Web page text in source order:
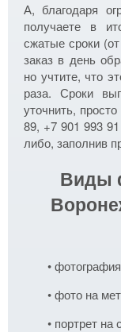
А, благодаря
получаете в
сжатые сроки
заказ в день
но учтите, что
раза. Сроки
уточнить,
89, +7 901 993
либо, заполнив
Виды
•
• фото на
• портрет на